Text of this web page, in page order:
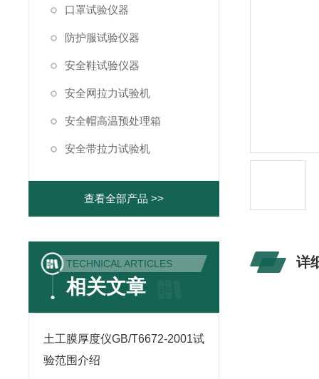
口罩试验仪器
防护服试验仪器
安全鞋试验仪器
安全网拉力试验机
安全帽高温预处理箱
安全带拉力试验机
查看全部产品 >>
TECHNICAL ARTICLES
相关文章
土工膜厚度仪GB/T6672-2001试
验范围介绍
详